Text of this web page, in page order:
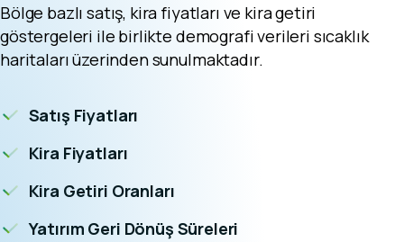
Bölge bazlı satış, kira fiyatları ve kira getiri
göstergeleri ile birlikte demografi verileri sıcaklık
haritaları üzerinden sunulmaktadır.
Satış Fiyatları
Kira Fiyatları
Kira Getiri Oranları
Yatırım Geri Dönüş Süreleri